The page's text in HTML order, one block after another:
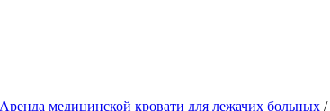
Аренда медицинской кровати для лежачих больных /